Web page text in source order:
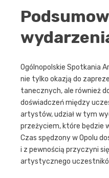
Ogólnopolskie Spotkania
nie tylko okazją do
tanecznych, ale również
doświadczeń między
artystów, udział w tym
przeżyciem, które będzie
Czas spędzony w Opolu
i z pewnością przyczyni
artystycznego